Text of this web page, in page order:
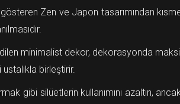
Zen ve Japon tasarımından
minimalist dekor, dekorasyonda
birleştirir.
gibi silüetlerin kullanımını azaltın,